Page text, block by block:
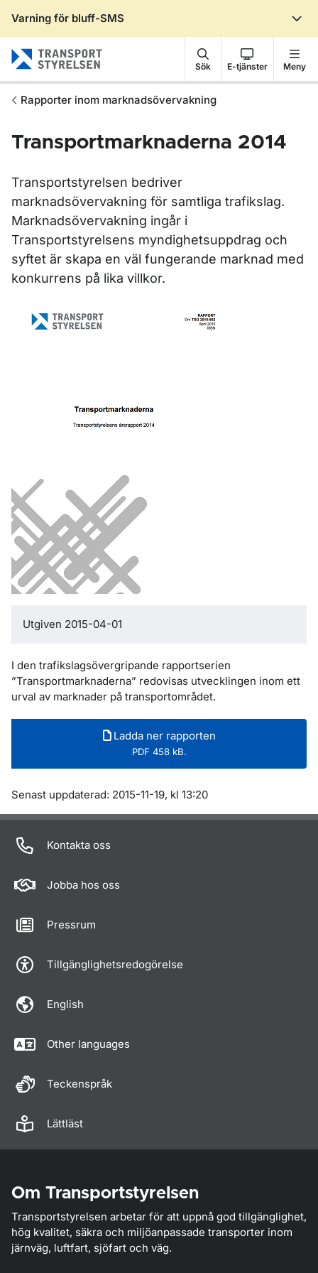
Varning för bluff-SMS
Sök E-tjänster Meny
Rapporter inom marknadsövervakning
Transportmarknaderna 2014
Transportstyrelsen bedriver
marknadsövervakning för samtliga trafikslag.
Marknadsövervakning ingår i
Transportstyrelsens myndighetsuppdrag och
syftet är skapa en väl fungerande marknad med
konkurrens på lika villkor.
Utgiven 2015-04-01
I den trafikslagsövergripande rapportserien
”Transportmarknaderna” redovisas utvecklingen inom ett
urval av marknader på transportområdet.
Ladda ner rapporten
PDF 458 kB.
Om sidan
Senast uppdaterad: 2015-11-19, kl 13:20
Kontakta oss
Jobba hos oss
Pressrum
Tillgänglighetsredogörelse
English
Other languages
Teckenspråk
Lättläst
Om Transportstyrelsen
Transportstyrelsen arbetar för att uppnå god tillgänglighet,
hög kvalitet, säkra och miljöanpassade transporter inom
järnväg, luftfart, sjöfart och väg.